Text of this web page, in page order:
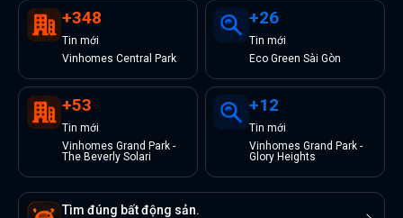
+348
Tin mới
Vinhomes Central Park
+26
Tin mới
Eco Green Sài Gòn
+53
Tin mới
Vinhomes Grand Park -
The Beverly Solari
+12
Tin mới
Vinhomes Grand Park -
Glory Heights
Tìm đúng bất động sản.